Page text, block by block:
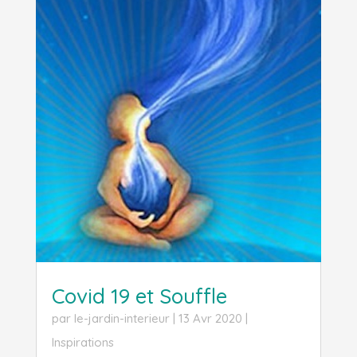
Covid 19 et Souffle
par le-jardin-interieur| 13 Avr 2020
Inspirations